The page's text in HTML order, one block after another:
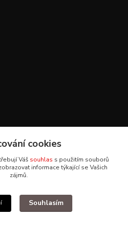
sběr cookies.
cookies
Váš souhlas s použitím souborů
informace týkající se Vašich
zájmů.
Souhlasím